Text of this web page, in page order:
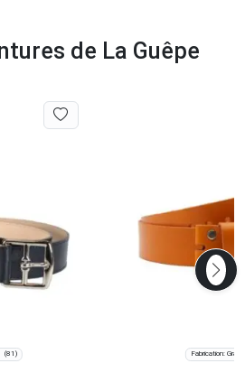
de La Guêpe
(81) Fabrication: